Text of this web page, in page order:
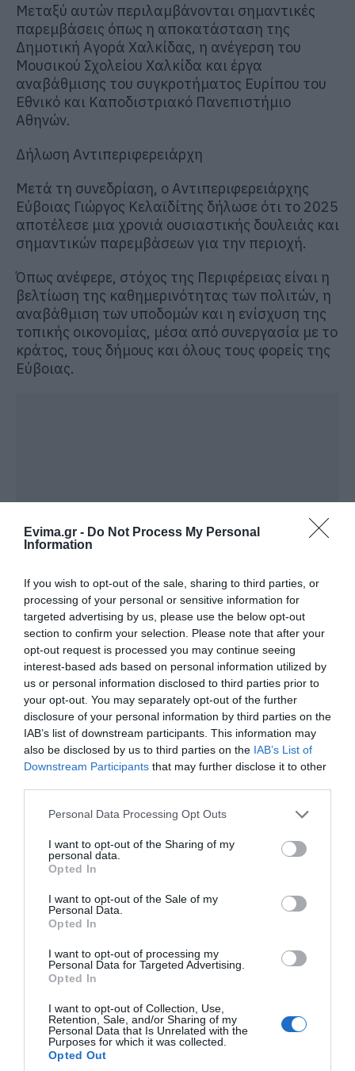
Evima.gr - Do Not Process My Personal
Information
If you wish to opt-out of the sale, sharing to third parties, or
processing of your personal or sensitive information for
targeted advertising by us, please use the below opt-out
section to confirm your selection. Please note that after your
opt-out request is processed you may continue seeing
interest-based ads based on personal information utilized by
us or personal information disclosed to third parties prior to
your opt-out. You may separately opt-out of the further
disclosure of your personal information by third parties on the
IAB’s list of downstream participants. This information may
also be disclosed by us to third parties on the IAB’s List of
Downstream Participants that may further disclose it to other
Please note that this website/app uses one or more Google
not limited to your visit or usage behaviour. You may click to
grant or deny consent to Google and its third-party tags to
use your data for below specified purposes in below Google
consent section.
Personal Data Processing Opt Outs
I want to opt-out of the Sharing of my
personal data.
Opted In
I want to opt-out of the Sale of my
Personal Data.
Opted In
I want to opt-out of processing my
Personal Data for Targeted Advertising.
Opted In
I want to opt-out of Collection, Use,
Retention, Sale, and/or Sharing of my
Personal Data that Is Unrelated with the
Purposes for which it was collected.
Opted Out
Μεταξύ αυτών περιλαμβάνονται σημαντικές
παρεμβάσεις όπως η αποκατάσταση της
Δημοτική Αγορά Χαλκίδας, η ανέγερση του
Μουσικού Σχολείου Χαλκίδα και έργα
αναβάθμισης του συγκροτήματος Ευρίπου του
Εθνικό και Καποδιστριακό Πανεπιστήμιο
Αθηνών.
Δήλωση Αντιπεριφερειάρχη
Μετά τη συνεδρίαση, ο Αντιπεριφερειάρχης
Εύβοιας Γιώργος Κελαϊδίτης δήλωσε ότι το 2025
αποτέλεσε μια χρονιά ουσιαστικής δουλειάς και
σημαντικών παρεμβάσεων για την περιοχή.
Όπως ανέφερε, στόχος της Περιφέρειας είναι η
βελτίωση της καθημερινότητας των πολιτών, η
αναβάθμιση των υποδομών και η ενίσχυση της
τοπικής οικονομίας, μέσα από συνεργασία με το
κράτος, τους δήμους και όλους τους φορείς της
Εύβοιας.
ΔΙΑΒΑΣΤΕ ΕΠΙΣΗΣ
Νέα εποχή για την Εύβοια: Μονοπάτια μέσα σε
μαγευτικό δάσος
Πασίγνωστο κοσμηματοπωλείο έπιασε φωτιά
Σε αυτή την περιοχή της Εύβοιας θα γίνει
Οταν ο Άγιος Ιωάννης ο Ρώσσος έσωσε μια
ολόκληρη περιοχή της Εύβοιας από την φωτιά